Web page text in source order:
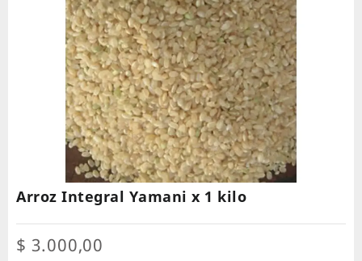
Arroz Integral Yamani x 1 kilo
$ 3.000,00